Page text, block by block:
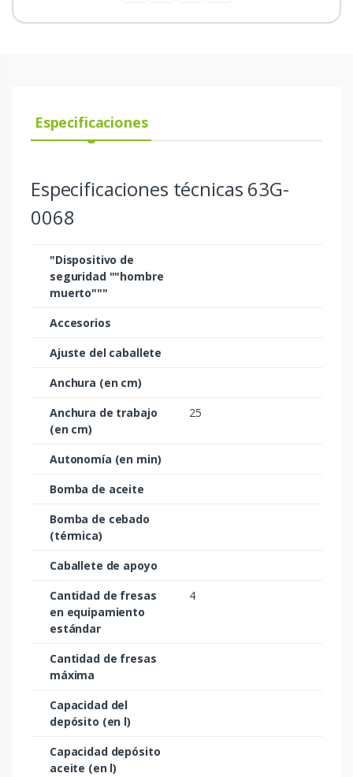
Especificaciones
Especificaciones técnicas 63G-
0068
"Dispositivo de
seguridad ""hombre
muerto"""
Accesorios
Ajuste del caballete
Anchura (en cm)
Anchura de trabajo
(en cm)
25
Autonomía (en min)
Bomba de aceite
Bomba de cebado
(térmica)
Caballete de apoyo
Cantidad de fresas
en equipamiento
estándar
4
Cantidad de fresas
máxima
Capacidad del
depósito (en l)
Capacidad depósito
aceite (en l)